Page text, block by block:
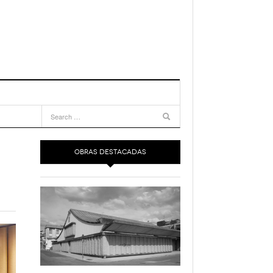
OBRAS DESTACADAS